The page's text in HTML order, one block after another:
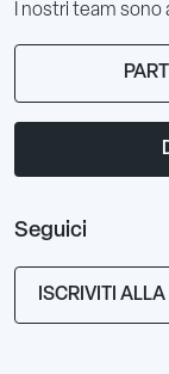
I nostri team
Seguici
ISCRIVITI